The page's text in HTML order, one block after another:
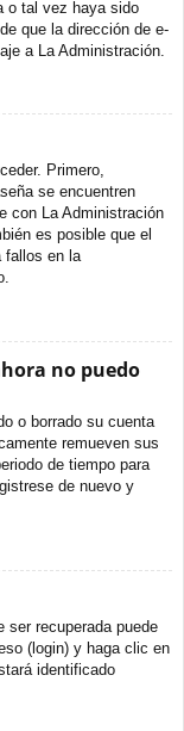
o tal vez haya sido
que la dirección de e-
a La Administración.
Primero,
se encuentren
con La Administración
es posible que el
fallos en la
no puedo
o borrado su cuenta
remueven sus
de tiempo para
de nuevo y
ser recuperada puede
(login) y haga clic en
identificado